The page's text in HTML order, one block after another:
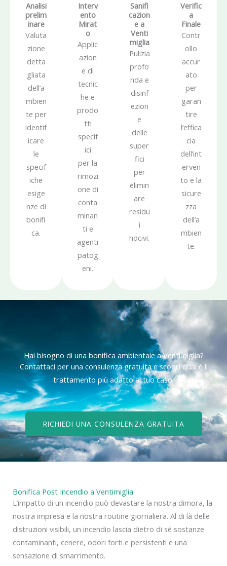
Analisi
prelim
inare
Valuta
zione
detta
gliata
dell’a
mbien
te per
identif
icare
le
specif
iche
esige
nze di
bonifi
ca.
Interv
ento
Mirat
o
Applic
azion
e di
tecnic
he e
prodo
tti
specif
ici
per la
rimozi
one di
conta
minan
ti e
agenti
patog
eni.
Sanifi
cazion
e a
Venti
miglia
Pulizia
profo
nda e
disinf
ezion
e
delle
super
fici
per
elimin
are
residu
i
nocivi.
Verific
a
Finale
Contr
ollo
accur
ato
per
garan
tire
l’effica
cia
dell’int
erven
to e la
sicure
zza
dell’a
mbien
te.
Hai bisogno di una bonifica ambientale a Ventimiglia?
Contattaci per una consulenza gratuita e scopri qual è il
trattamento più adatto al tuo caso.
RICHIEDI UNA CONSULENZA GRATUITA
Bonifica Post Incendio a Ventimiglia
L’impatto di un incendio può devastare la nostra dimora, la
nostra impresa e la nostra routine giornaliera. Al di là delle
distruzioni visibili, un incendio lascia dietro di sé sostanze
contaminanti, cenere, odori forti e persistenti e una
sensazione di smarrimento.